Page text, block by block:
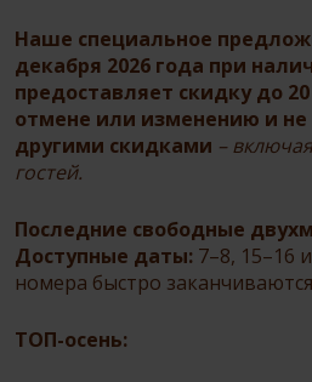
Наше специальное
декабря 2026 года при
предоставляет скидку до
отмене или изменению и не
другими скидками –
гостей.
Последние свободные
Доступные даты: 7–8, 15–16
номера быстро
ТОП-осень: